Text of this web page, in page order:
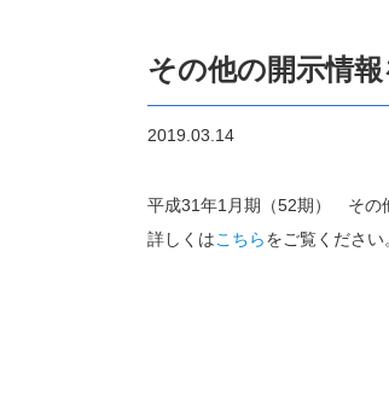
その他の開示情
2019.03.14
平成31年1月期（52期） その
詳しくはこちらをご覧ください